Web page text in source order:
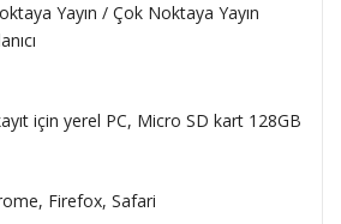
Yayın / Çok Noktaya Yayın
için yerel PC, Micro SD kart 128GB
Firefox, Safari